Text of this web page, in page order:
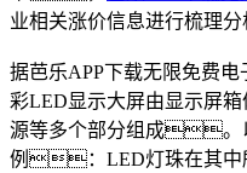
业相关涨价信息进行梳理
据芭乐APP下载无限免费
彩LED显示大屏由显示
源等多个部分组成。
例：LED灯珠在其中